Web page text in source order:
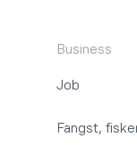
Business
Job
Fangst,